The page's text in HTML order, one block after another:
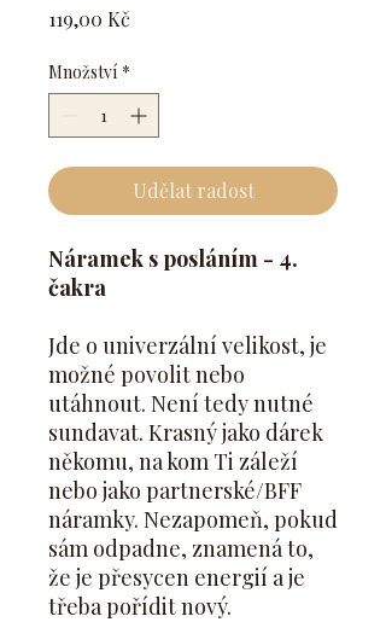
119,00 Kč
Množství *
Udělat radost
Náramek s posláním - 4.
čakra
Jde o univerzální velikost, je
možné povolit nebo
utáhnout. Není tedy nutné
sundavat. Krasný jako dárek
někomu, na kom Ti záleží
nebo jako partnerské/BFF
náramky. Nezapomeň, pokud
sám odpadne, znamená to,
že je přesycen energií a je
třeba pořídit nový.